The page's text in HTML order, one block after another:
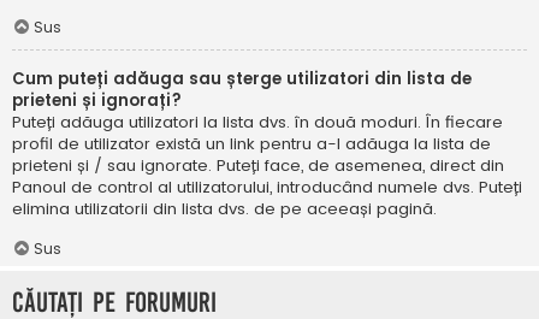
Sus
Cum puteți adăuga sau șterge utilizatori din lista de
prieteni și ignorați?
Puteți adăuga utilizatori la lista dvs. în două moduri. În fiecare
profil de utilizator există un link pentru a-l adăuga la lista de
prieteni și / sau ignorate. Puteți face, de asemenea, direct din
Panoul de control al utilizatorului, introducând numele dvs. Puteți
elimina utilizatorii din lista dvs. de pe aceeași pagină.
Sus
Căutați pe forumuri